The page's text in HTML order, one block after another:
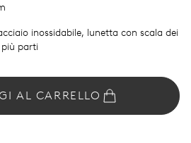
inossidabile, lunetta con scala dei
parti
AL CARRELLO